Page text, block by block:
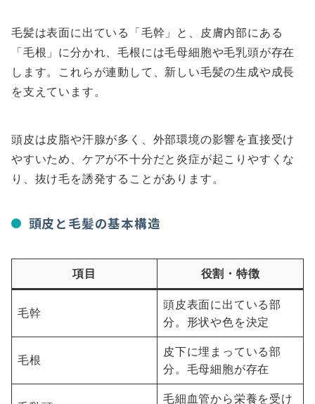
毛髪は表面に出ている「毛幹」と、皮膚内部にある
「毛根」に分かれ、毛根には毛母細胞や毛乳頭が存在
します。これらが連動して、新しい毛髪の生成や成長
を支えています。
頭皮は皮脂や汗腺が多く、外部環境の影響を直接受け
やすいため、ケアが不十分だと炎症が起こりやすくな
り、抜け毛を誘発することがあります。
頭皮と毛髪の基本構造
項目 役割・特徴
毛幹
頭皮表面に出ている部
分。形状や色を決定
毛根
皮下に埋まっている部
分。毛母細胞が存在
毛細血管から栄養を受け